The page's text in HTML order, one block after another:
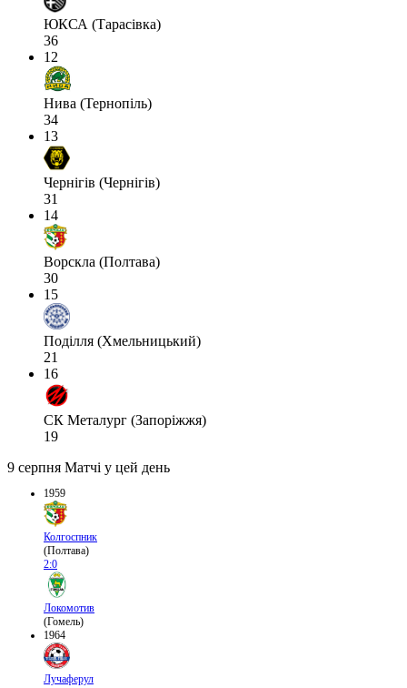
ЮКСА (Тарасівка)
36
12
Нива (Тернопіль)
34
13
Чернігів (Чернігів)
31
14
Ворскла (Полтава)
30
15
Поділля (Хмельницький)
21
16
СК Металург (Запоріжжя)
19
9 серпня Матчі у цей день
1959
Колгоспник
(Полтава)
2:0
Локомотив
(Гомель)
1964
Лучаферул